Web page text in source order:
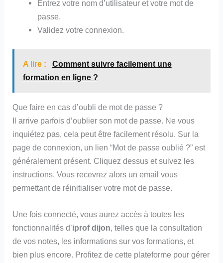
Entrez votre nom d’utilisateur et votre mot de
passe.
Validez votre connexion.
A lire :
Comment suivre facilement une
formation en ligne ?
Que faire en cas d’oubli de mot de passe ?
Il arrive parfois d’oublier son mot de passe. Ne vous
inquiétez pas, cela peut être facilement résolu. Sur la
page de connexion, un lien “Mot de passe oublié ?” est
généralement présent. Cliquez dessus et suivez les
instructions. Vous recevrez alors un email vous
permettant de réinitialiser votre mot de passe.
Une fois connecté, vous aurez accès à toutes les
fonctionnalités d’iprof dijon, telles que la consultation
de vos notes, les informations sur vos formations, et
bien plus encore. Profitez de cette plateforme pour gérer